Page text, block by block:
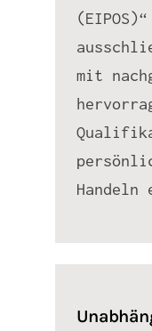
mit
Handeln